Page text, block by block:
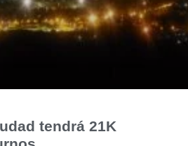
tendrá 21K